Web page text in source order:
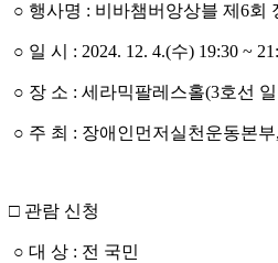
○ 행사명 : 비바챔버앙상블 제6회
○ 일 시 : 2024. 12. 4.(수) 19:30 ~
○ 장 소 : 세라믹팔레스홀(3호선
○ 주 최 : 장애인먼저실천운동본부
□ 관람 신청
○ 대 상 : 전 국민